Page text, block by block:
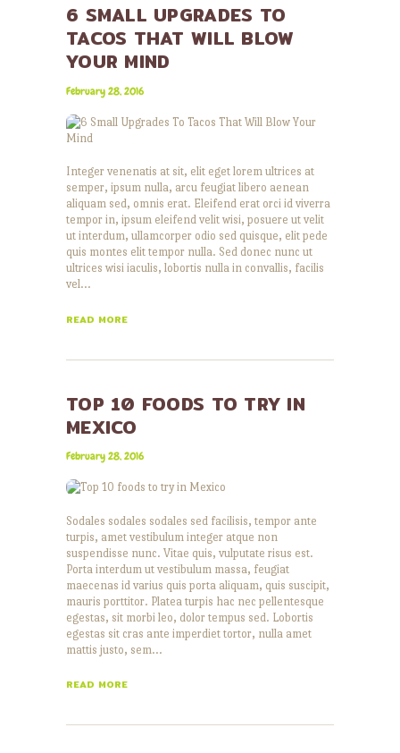
6 SMALL UPGRADES TO
TACOS THAT WILL BLOW
YOUR MIND
February 28, 2016
Integer venenatis at sit, elit eget lorem ultrices at
semper, ipsum nulla, arcu feugiat libero aenean
aliquam sed, omnis erat. Eleifend erat orci id viverra
tempor in, ipsum eleifend velit wisi, posuere ut velit
ut interdum, ullamcorper odio sed quisque, elit pede
quis montes elit tempor nulla. Sed donec nunc ut
ultrices wisi iaculis, lobortis nulla in convallis, facilis
vel…
READ MORE
TOP 10 FOODS TO TRY IN
MEXICO
February 28, 2016
Sodales sodales sodales sed facilisis, tempor ante
turpis, amet vestibulum integer atque non
suspendisse nunc. Vitae quis, vulputate risus est.
Porta interdum ut vestibulum massa, feugiat
maecenas id varius quis porta aliquam, quis suscipit,
mauris porttitor. Platea turpis hac nec pellentesque
egestas, sit morbi leo, dolor tempus sed. Lobortis
egestas sit cras ante imperdiet tortor, nulla amet
mattis justo, sem…
READ MORE